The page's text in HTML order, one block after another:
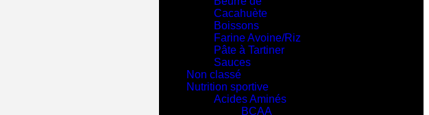
Cacahuète
Boissons
Farine Avoine/Riz
Pâte à Tartiner
Sauces
Non classé
Nutrition sportive
Acides Aminés
BCAA